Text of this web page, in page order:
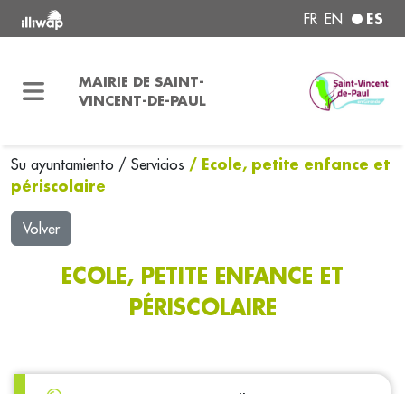
FR EN ES
MAIRIE DE SAINT-
VINCENT-DE-PAUL
Su ayuntamiento / Servicios / Ecole, petite enfance et
périscolaire
Volver
ECOLE, PETITE ENFANCE ET
PÉRISCOLAIRE